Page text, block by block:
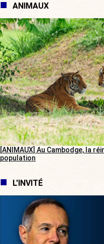
ANIMAUX
[ANIMAUX] Au Cambodge, la
population
L'INVITÉ